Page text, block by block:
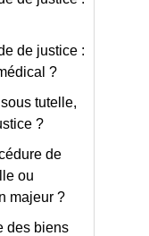
de justice :
?
tutelle,
?
de
ou
majeur ?
des biens